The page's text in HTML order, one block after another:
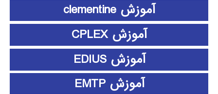
آموزش clementine
آموزش CPLEX
آموزش EDIUS
آموزش EMTP